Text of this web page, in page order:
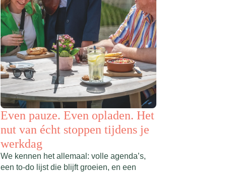
Even pauze. Even opladen. Het
nut van écht stoppen tijdens je
werkdag
We kennen het allemaal: volle agenda’s,
een to-do lijst die blijft groeien, en een